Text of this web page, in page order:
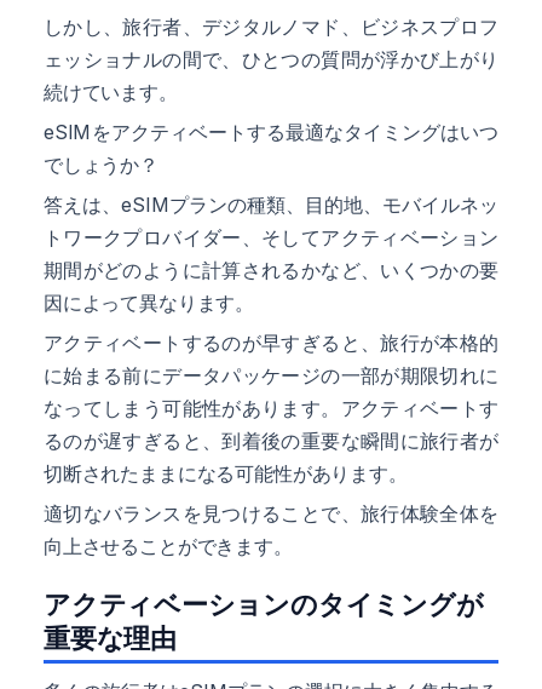
しかし、旅行者、デジタルノマド、ビジネスプロフ
ェッショナルの間で、ひとつの質問が浮かび上がり
続けています。
eSIMをアクティベートする最適なタイミングはいつ
でしょうか？
答えは、eSIMプランの種類、目的地、モバイルネッ
トワークプロバイダー、そしてアクティベーション
期間がどのように計算されるかなど、いくつかの要
因によって異なります。
アクティベートするのが早すぎると、旅行が本格的
に始まる前にデータパッケージの一部が期限切れに
なってしまう可能性があります。アクティベートす
るのが遅すぎると、到着後の重要な瞬間に旅行者が
切断されたままになる可能性があります。
適切なバランスを見つけることで、旅行体験全体を
向上させることができます。
アクティベーションのタイミングが
重要な理由